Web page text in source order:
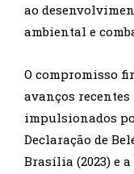
ao
ambiental e
O compromisso
avanços
impulsionados
Declaração de
Brasília (2023) e a